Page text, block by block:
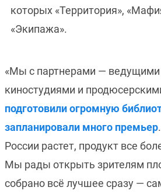
которых «Территория»,
«Экипажа».
«Мы с партнерами — ведущими
киностудиями и
подготовили огромную
запланировали много премьер
России растет, продукт все
Мы рады открыть зрителям
собрано всё лучшее сразу —